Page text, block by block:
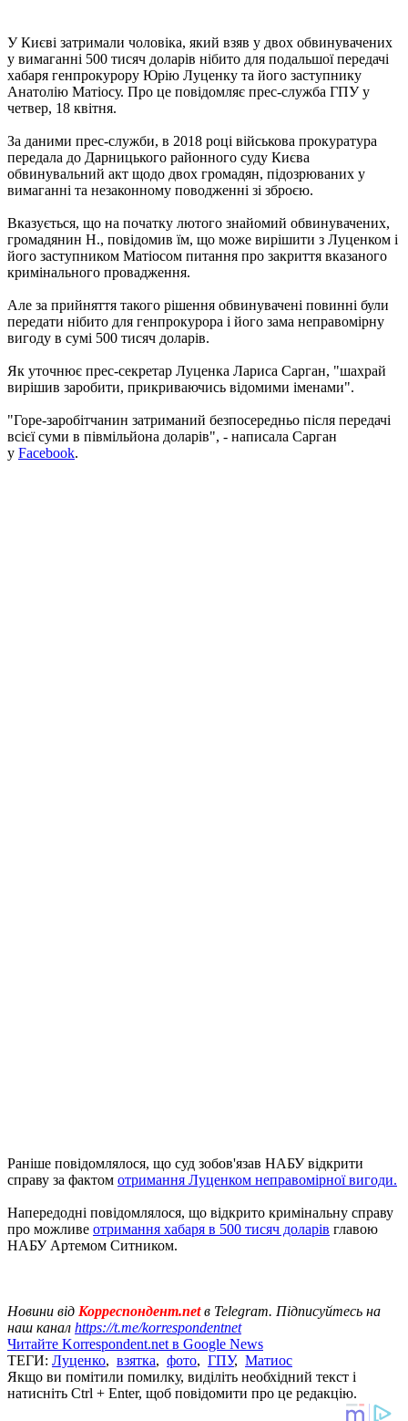
У Києві затримали чоловіка, який взяв у двох обвинувачених
у вимаганні 500 тисяч доларів нібито для подальшої передачі
хабаря генпрокурору Юрію Луценку та його заступнику
Анатолію Матіосу. Про це повідомляє прес-служба ГПУ у
четвер, 18 квітня.
За даними прес-служби, в 2018 році військова прокуратура
передала до Дарницького районного суду Києва
обвинувальний акт щодо двох громадян, підозрюваних у
вимаганні та незаконному поводженні зі зброєю.
Вказується, що на початку лютого знайомий обвинувачених,
громадянин Н., повідомив їм, що може вирішити з Луценком і
його заступником Матіосом питання про закриття вказаного
кримінального провадження.
Але за прийняття такого рішення обвинувачені повинні були
передати нібито для генпрокурора і його зама неправомірну
вигоду в сумі 500 тисяч доларів.
Як уточнює прес-секретар Луценка Лариса Сарган, "шахрай
вирішив заробити, прикриваючись відомими іменами".
"Горе-заробітчанин затриманий безпосередньо після передачі
всієї суми в півмільйона доларів", - написала Сарган
у Facebook.
Раніше повідомлялося, що суд зобов'язав НАБУ відкрити
справу за фактом отримання Луценком неправомірної вигоди.
Напередодні повідомлялося, що відкрито кримінальну справу
про можливе отримання хабаря в 500 тисяч доларів главою
НАБУ Артемом Ситником.
Новини від Корреспондент.netв Telegram. Підписуйтесь на
наш канал https://t.me/korrespondentnet
Читайте Korrespondent.net в Google News
ТЕГИ: Луценко, взятка, фото, ГПУ, Матиос
Якщо ви помітили помилку, виділіть необхідний текст і
натисніть Ctrl + Enter, щоб повідомити про це редакцію.